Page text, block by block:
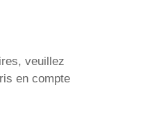
veuillez
en compte